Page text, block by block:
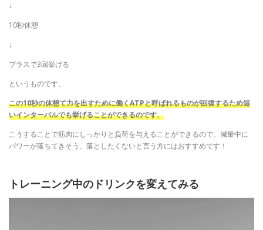
↓
10秒休憩
↓
プラスで3回挙げる
というものです。
この10秒の休憩て力を出すために働くATPと呼ばれるものが回復するため短
いインターバルでも挙げることができるのです、
こうすることで筋肉にしっかりと負荷を与えることができるので、減量中に
パワーが落ちてきそう、落としたくないと言う方にはおすすめです！
トレーニング中のドリンクを変えてみる